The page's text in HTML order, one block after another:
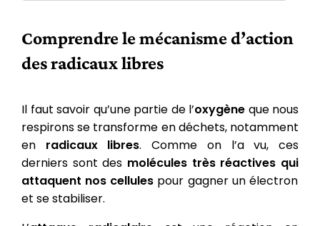
Comprendre le mécanisme d’action
des radicaux libres
Il faut savoir qu’une partie de l’oxygène que nous
respirons se transforme en déchets, notamment
en radicaux libres. Comme on l’a vu, ces
derniers sont des molécules très réactives qui
attaquent nos cellules pour gagner un électron
et se stabiliser.